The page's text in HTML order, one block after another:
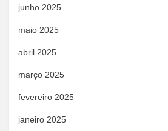
junho 2025
maio 2025
abril 2025
março 2025
fevereiro 2025
janeiro 2025